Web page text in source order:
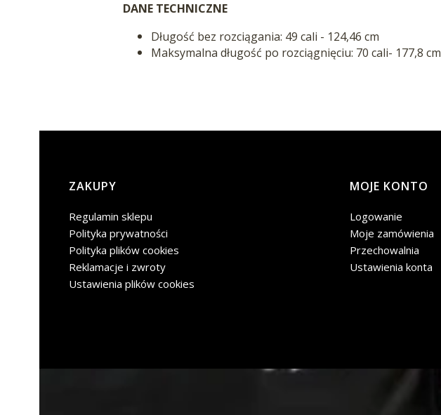
DANE TECHNICZNE
Długość bez rozciągania: 49 cali - 124,46 cm
Maksymalna długość po rozciągnięciu: 70 cali- 177,8 cm
Linki w stopce
ZAKUPY
Regulamin sklepu
Polityka prywatności
Polityka plików cookies
Reklamacje i zwroty
Ustawienia plików cookies
MOJE KONTO
Logowanie
Moje zamówienia
Przechowalnia
Ustawienia konta